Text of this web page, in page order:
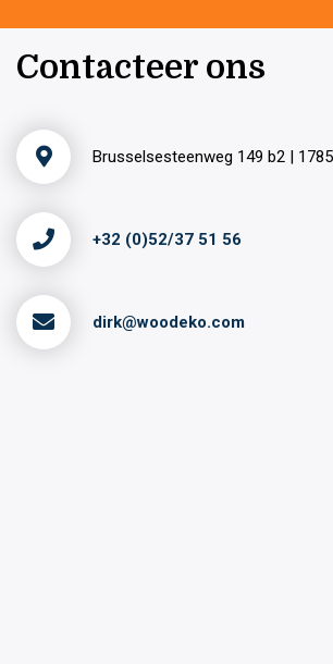
Contacteer ons
Brusselsesteenweg 149 b2 |
+32 (0)52/37 51 56
dirk@woodeko.com